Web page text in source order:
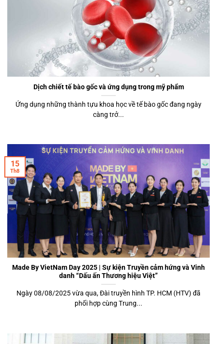
Dịch chiết tế bào gốc và ứng dụng trong mỹ phẩm
Ứng dụng những thành tựu khoa học về tế bào gốc đang ngày
càng trở...
Made By VietNam Day 2025 | Sự kiện Truyền cảm hứng và Vinh
danh “Dấu ấn Thương hiệu Việt”
Ngày 08/08/2025 vừa qua, Đài truyền hình TP. HCM (HTV) đã
phối hợp cùng Trung...
15
Th8